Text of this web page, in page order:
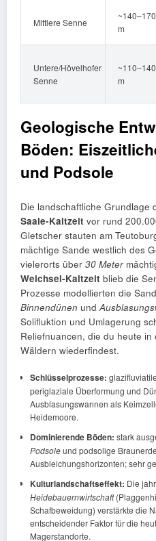
Mittlere Senne
~140–170
m
Untere/Hövelhofer
Senne
~110–140
m
Geologische
Böden:
und Podsole
Die landschaftliche Grundlage
Saale‑Kaltzeit vor rund
Gletscher stauten am
mächtige Sande westlich des
vielerorts über 30 Meter
Weichsel‑Kaltzeit blieb die
Prozesse modellierten die
Binnendünen und
Solifluktion und Umlagerung
Reliefnuancen, die du heute
Wäldern wiederfindest.
Schlüsselprozesse:
periglaziale Überformung und
Ausblasungswannen als
Heidemoore.
Dominierende Böden: stark
Podsoleund podsolige
Ausbleichungshorizonten; sehr
Kulturlandschaftseffekt: Die
Heidebauernwirtschaft
Schafbeweidung) verstärkte die
entscheidender Faktor für die
Magerstandorte.